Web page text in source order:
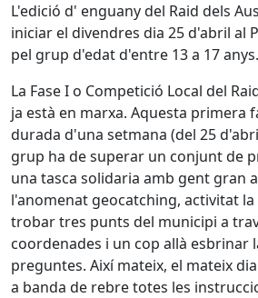
L'edició d' enguany del Raid dels
iniciar el divendres dia 25 d'abril al
pel grup d'edat d'entre 13 a 17 anys.
La Fase I o Competició Local del
ja està en marxa. Aquesta primera
durada d'una setmana (del 25
grup ha de superar un conjunt de
una tasca solidaria amb gent gran
l'anomenat geocatching, activitat
trobar tres punts del municipi a
coordenades i un cop allà esbrinar
preguntes. Així mateix, el mateix
a banda de rebre totes les